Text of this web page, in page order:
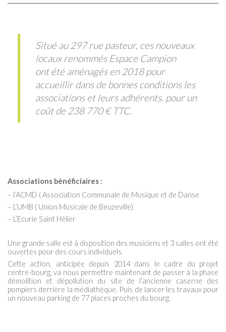
Situé au 297 rue pasteur, ces nouveaux
locaux renommés Espace Campion
ont été aménagés en 2018 pour
accueillir dans de bonnes conditions les
associations et leurs adhérents. pour un
coût de 238 770 € TTC.
Associations bénéficiaires :
– l’ACMD ( Association Communale de Musique et de Danse
– L’UMB ( Union Musicale de Beuzeville)
– L’Ecurie Saint Hélier
Une grande salle est à disposition des musiciens et 3 salles ont été
ouvertes pour des cours individuels.
Cette action, anticipée depuis 2014 dans le cadre du projet
centre-bourg, va nous permettre maintenant de passer à la phase
démolition et dépollution du site de l’ancienne caserne des
pompiers derrière la médiathèque. Puis de lancer les travaux pour
un nouveau parking de 77 places proches du bourg.